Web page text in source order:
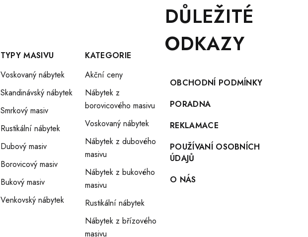
TYPY MASIVU
Voskovaný nábytek
Skandinávský nábytek
Smrkový masiv
Rustikální nábytek
Dubový masiv
Borovicový masiv
Bukový masiv
Venkovský nábytek
KATEGORIE
Akční ceny
Nábytek z
borovicového masivu
Voskovaný nábytek
Nábytek z dubového
masivu
Nábytek z bukového
masivu
Rustikální nábytek
Nábytek z břízového
masivu
DŮLEŽITÉ
ODKAZY
OBCHODNÍ PODMÍNKY
PORADNA
REKLAMACE
POUŽÍVANÍ OSOBNÍCH
ÚDAJŮ
O NÁS